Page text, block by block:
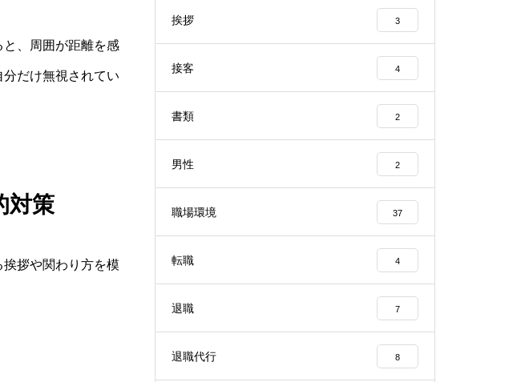
、周囲が距離を感
だけ無視されてい
対策
拶や関わり方を模
挨拶 3
接客 4
書類 2
男性 2
職場環境 37
転職 4
退職 7
退職代行 8